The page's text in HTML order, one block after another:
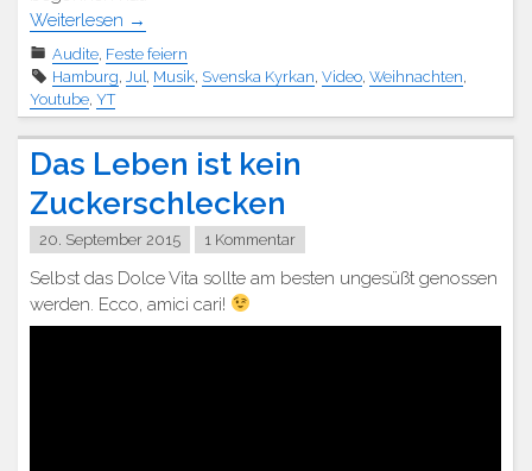
Weiterlesen →
Audite, Feste feiern
Hamburg, Jul, Musik, Svenska Kyrkan, Video, Weihnachten,
Youtube, YT
Das Leben ist kein
Zuckerschlecken
20. September 2015 1 Kommentar
Selbst das Dolce Vita sollte am besten ungesüßt genossen
werden. Ecco, amici cari!